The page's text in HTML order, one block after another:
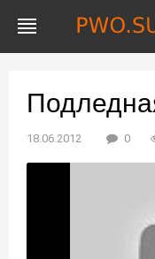
18.06.2012 0